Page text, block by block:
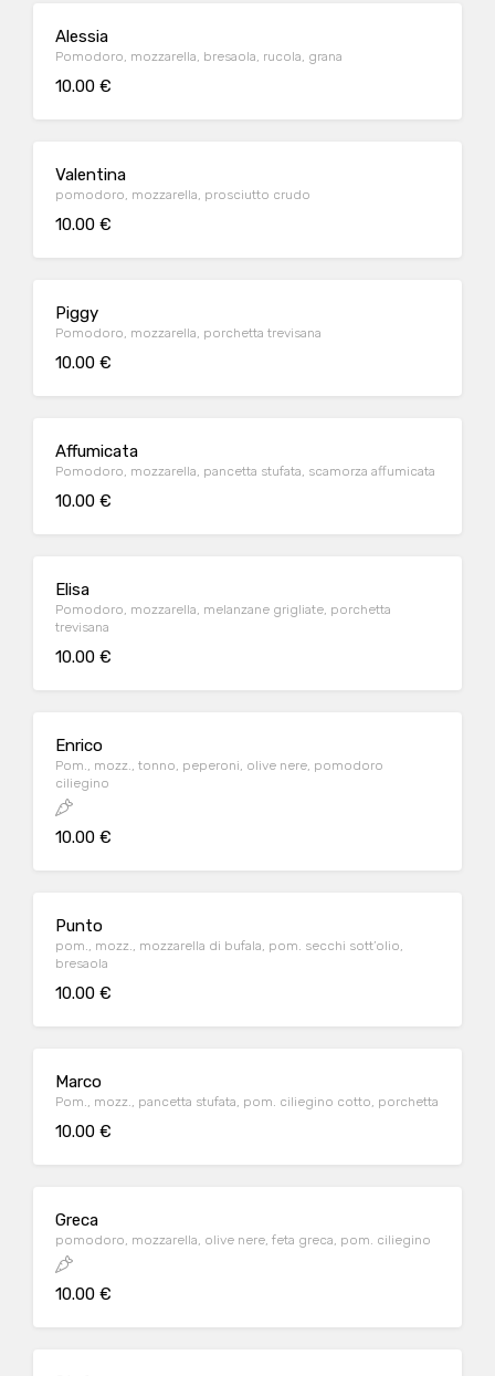
Alessia
Pomodoro, mozzarella, bresaola, rucola, grana
10.00 €
Valentina
pomodoro, mozzarella, prosciutto crudo
10.00 €
Piggy
Pomodoro, mozzarella, porchetta trevisana
10.00 €
Affumicata
Pomodoro, mozzarella, pancetta stufata, scamorza affumicata
10.00 €
Elisa
Pomodoro, mozzarella, melanzane grigliate, porchetta
trevisana
10.00 €
Enrico
Pom., mozz., tonno, peperoni, olive nere, pomodoro
ciliegino
10.00 €
Punto
pom., mozz., mozzarella di bufala, pom. secchi sott’olio,
bresaola
10.00 €
Marco
Pom., mozz., pancetta stufata, pom. ciliegino cotto, porchetta
10.00 €
Greca
pomodoro, mozzarella, olive nere, feta greca, pom. ciliegino
10.00 €